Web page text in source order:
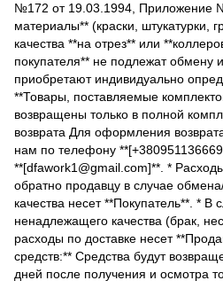
№172 от 19.03.1994, Приложение
материалы** (краски, штукатурки,
качества **на отрез** или
покупателя** не подлежат обмену
приобретают индивидуально
**Товары, поставляемые
возвращены только в полной
возврата Для оформления
нам по телефону
**[dfawork1@gmail.com]**. *
обратно продавцу в случае
качества несет **Покупатель**. * В
ненадлежащего качества (брак,
расходы по доставке несет
средств:** Средства будут
дней после получения и осмотра